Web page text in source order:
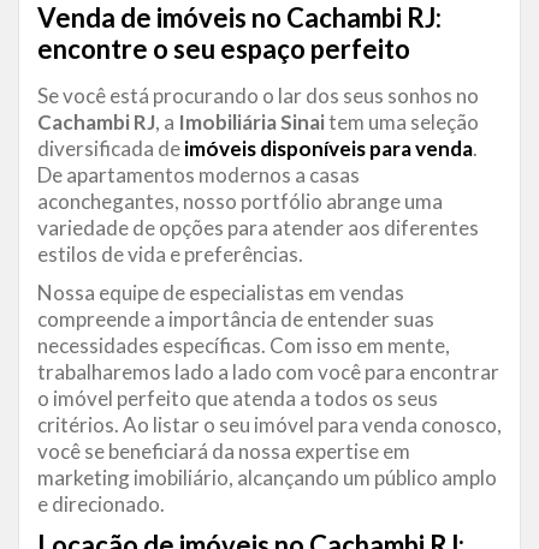
Venda de imóveis no Cachambi RJ:
encontre o seu espaço perfeito
Se você está procurando o lar dos seus sonhos no
Cachambi RJ, a Imobiliária Sinaitem uma seleção
diversificada deimóveis disponíveis para venda.
De apartamentos modernos a casas
aconchegantes, nosso portfólio abrange uma
variedade de opções para atender aos diferentes
estilos de vida e preferências.
Nossa equipe de especialistas em vendas
compreende a importância de entender suas
necessidades específicas. Com isso em mente,
trabalharemos lado a lado com você para encontrar
o imóvel perfeito que atenda a todos os seus
critérios. Ao listar o seu imóvel para venda conosco,
você se beneficiará da nossa expertise em
marketing imobiliário, alcançando um público amplo
e direcionado.